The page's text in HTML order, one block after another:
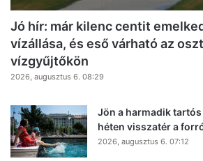
Jó hír: már kilenc centit
vízállása, és eső várható az
vízgyűjtőkön
2026, augusztus 6. 08:29
Jön a harmadik
héten visszatér a
2026, augusztus 6. 07:12